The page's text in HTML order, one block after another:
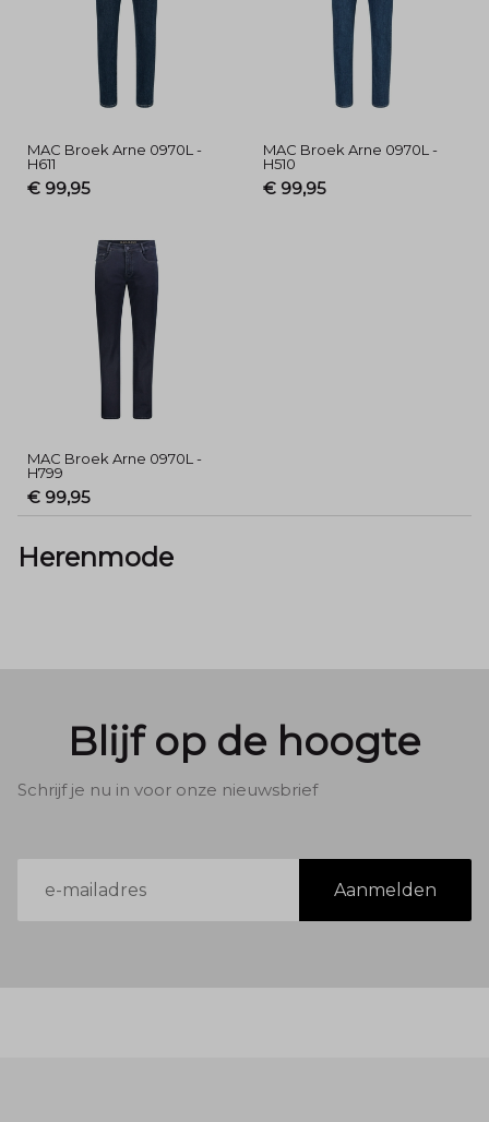
MAC Broek Arne 0970L -
H611
€ 99,95
MAC Broek Arne 0970L -
H510
€ 99,95
MAC Broek Arne 0970L -
H799
€ 99,95
Herenmode
Blijf op de hoogte
Schrijf je nu in voor onze nieuwsbrief
mailadres
Aanmelden